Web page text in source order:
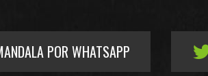
POR WHATSAPP